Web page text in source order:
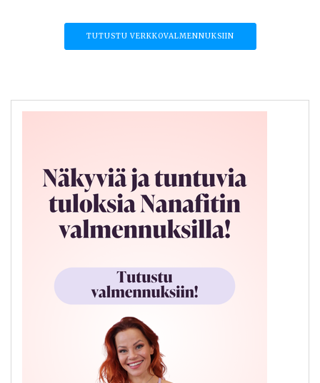
TUTUSTU VERKKOVALMENNUKSIIN